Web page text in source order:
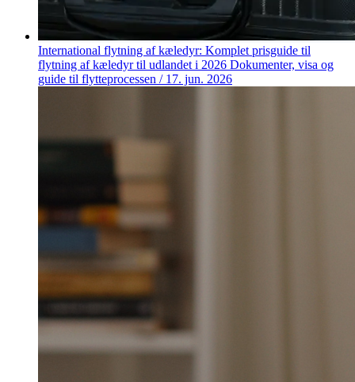
International flytning af kæledyr: Komplet prisguide til
flytning af kæledyr til udlandet i 2026 Dokumenter, visa og
guide til flytteprocessen / 17. jun. 2026